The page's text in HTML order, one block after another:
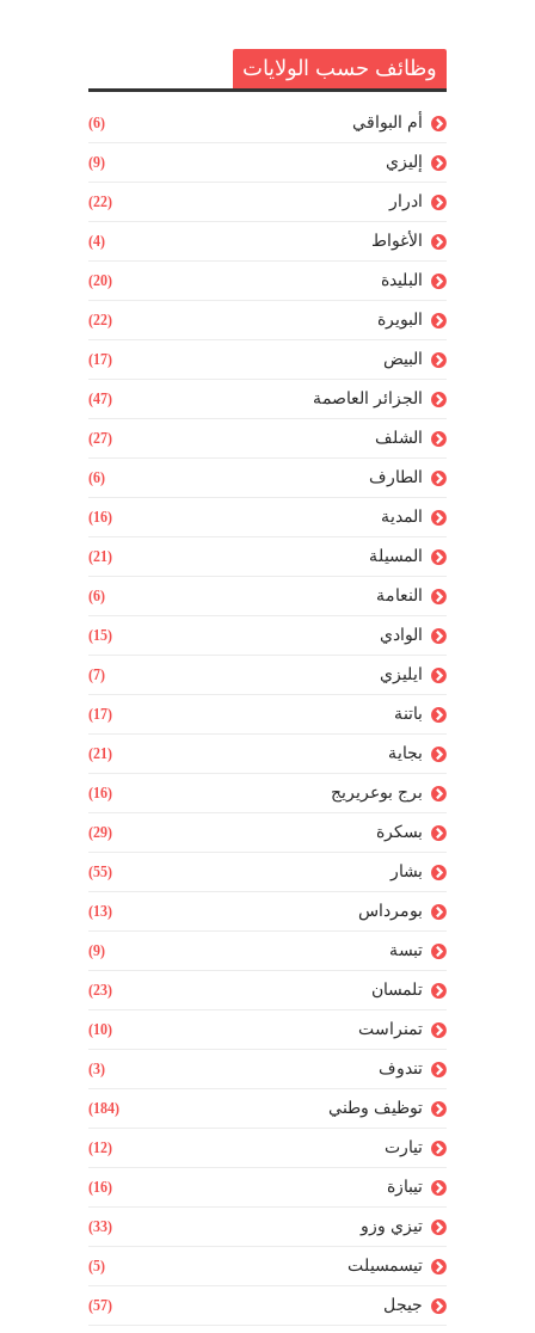
وظائف حسب الولايات
أم البواقي (6)
إليزي (9)
ادرار (22)
الأغواط (4)
البليدة (20)
البويرة (22)
البيض (17)
الجزائر العاصمة (47)
الشلف (27)
الطارف (6)
المدية (16)
المسيلة (21)
النعامة (6)
الوادي (15)
ايليزي (7)
باتنة (17)
بجاية (21)
برج بوعريريج (16)
بسكرة (29)
بشار (55)
بومرداس (13)
تبسة (9)
تلمسان (23)
تمنراست (10)
تندوف (3)
توظيف وطني (184)
تيارت (12)
تيبازة (16)
تيزي وزو (33)
تيسمسيلت (5)
جيجل (57)